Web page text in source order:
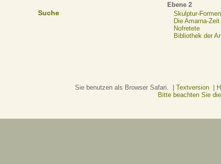
Suche
Ebene 2
Skulptur-Formen
Die Amarna-Zeit
Nofretete
Bibliothek der
Sie benutzen als Browser Safari. | Textversion|
Bitte beachten Sie